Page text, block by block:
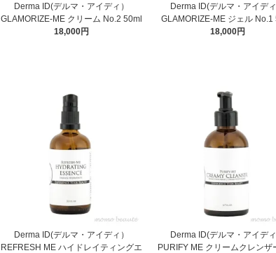
Derma ID(デルマ・アイディ）
GLAMORIZE-ME クリーム No.2 50ml
18,000円
Derma ID(デルマ・アイディ
GLAMORIZE-ME ジェル No.1
18,000円
Derma ID(デルマ・アイディ）
REFRESH ME ハイドレイティングエ
Derma ID(デルマ・アイディ
PURIFY ME クリームクレンザ